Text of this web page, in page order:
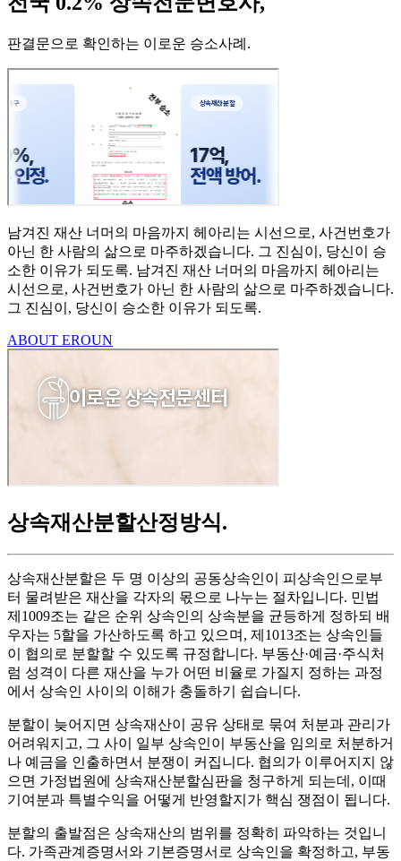
판결문으로 확인하는 이로운 승소사례 .
남겨진 재산 너머의 마음까지 헤아리는 시선으로, 사건번호가
아닌 한 사람의 삶으로 마주하겠습니다. 그 진심이, 당신이 승
소한 이유가 되도록. 남겨진 재산 너머의 마음까지 헤아리는
시선으로, 사건번호가 아닌 한 사람의 삶으로 마주하겠습니다.
그 진심이, 당신이 승소한 이유가 되도록.
ABOUT EROUN
상속재산분할산정방식.
상속재산분할은 두 명 이상의 공동상속인이 피상속인으로부
터 물려받은 재산을 각자의 몫으로 나누는 절차입니다. 민법
제1009조는 같은 순위 상속인의 상속분을 균등하게 정하되 배
우자는 5할을 가산하도록 하고 있으며, 제1013조는 상속인들
이 협의로 분할할 수 있도록 규정합니다. 부동산·예금·주식처
럼 성격이 다른 재산을 누가 어떤 비율로 가질지 정하는 과정
에서 상속인 사이의 이해가 충돌하기 쉽습니다.
분할이 늦어지면 상속재산이 공유 상태로 묶여 처분과 관리가
어려워지고, 그 사이 일부 상속인이 부동산을 임의로 처분하거
나 예금을 인출하면서 분쟁이 커집니다. 협의가 이루어지지 않
으면 가정법원에 상속재산분할심판을 청구하게 되는데, 이때
기여분과 특별수익을 어떻게 반영할지가 핵심 쟁점이 됩니다.
분할의 출발점은 상속재산의 범위를 정확히 파악하는 것입니
다. 가족관계증명서와 기본증명서로 상속인을 확정하고, 부동